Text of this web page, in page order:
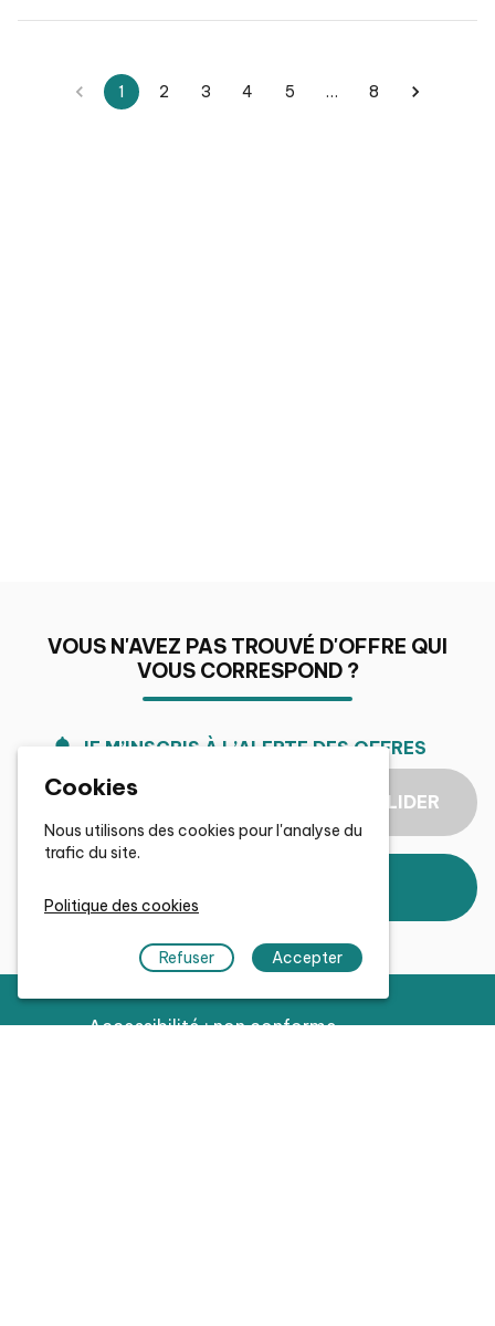
1 2 3 4 5 … 8
VOUS N'AVEZ PAS TROUVÉ D'OFFRE QUI
VOUS CORRESPOND ?
JE M’INSCRIS À L’ALERTE DES OFFRES
Choisir un domaine de
VALIDER
SPONTANÉE
Accessibilité : non conforme
Cookies
Nous utilisons des cookies pour l'analyse du
trafic du site.
Accepter
Refuser
Politique des cookies